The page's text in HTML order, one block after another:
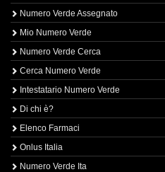
Numero Verde Assegnato
Mio Numero Verde
Numero Verde Cerca
Cerca Numero Verde
Intestatario Numero Verde
Di chi è?
Elenco Farmaci
Onlus Italia
Numero Verde Ita